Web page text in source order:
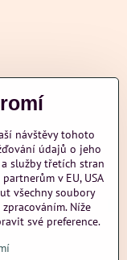
návštěvy tohoto
údajů o jeho
služby třetích stran
v EU, USA
všechny soubory
Níže
své preference.